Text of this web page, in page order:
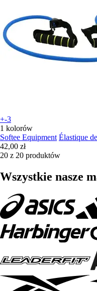
+-3
1 kolorów
Softee Equipment Élastique
42,00 zł
20 z 20 produktów
Wszystkie nasze